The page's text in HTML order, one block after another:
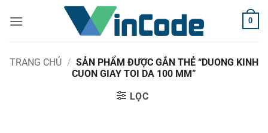
qua
0
TRANG CHỦ / SẢN PHẨM ĐƯỢC GẮN THẺ “DUONG KINH
CUON GIAY TOI DA 100 MM”
LỌC